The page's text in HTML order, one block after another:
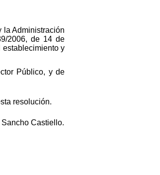
la Administración
2006, de 14 de
establecimiento y
Público, y de
resolución.
Castiello.